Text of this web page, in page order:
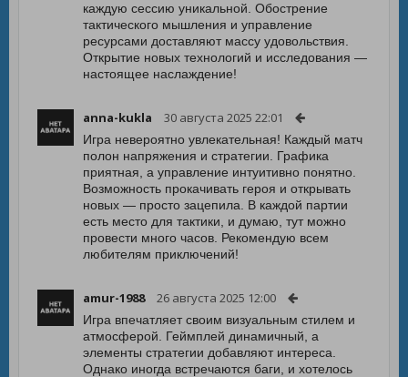
каждую сессию уникальной. Обострение
тактического мышления и управление
ресурсами доставляют массу удовольствия.
Открытие новых технологий и исследования —
настоящее наслаждение!
anna-kukla 30 августа 2025 22:01
Игра невероятно увлекательная! Каждый матч
полон напряжения и стратегии. Графика
приятная, а управление интуитивно понятно.
Возможность прокачивать героя и открывать
новых — просто зацепила. В каждой партии
есть место для тактики, и думаю, тут можно
провести много часов. Рекомендую всем
любителям приключений!
amur-1988 26 августа 2025 12:00
Игра впечатляет своим визуальным стилем и
атмосферой. Геймплей динамичный, а
элементы стратегии добавляют интереса.
Однако иногда встречаются баги, и хотелось